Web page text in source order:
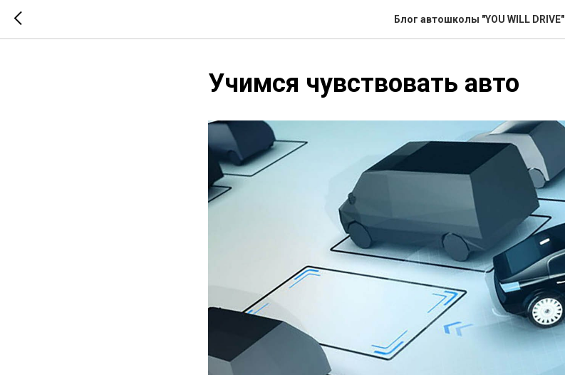
Блог автошколы "YOU WILL DRIVE"
Учимся чувствовать авто